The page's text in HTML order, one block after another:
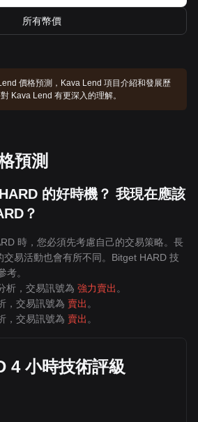
所有幣價
價格預測，Kava Lend 項目介紹和發展歷
Kava Lend 有更深入的理解。
預測
的好時機？ 我現在應該
？
時，您必須先考慮自己的交易策略。長
易活動也會有所不同。Bitget HARD 技
考。
析，交易訊號為 強力賣出 。
，交易訊號為 賣出 。
，交易訊號為 賣出 。
4 小時技術評級